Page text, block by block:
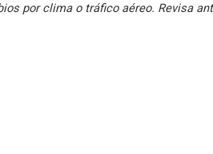
por clima o tráfico aéreo. Revisa